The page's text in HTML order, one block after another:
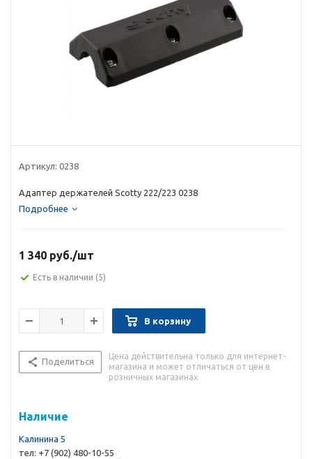
Артикул: 0238
Адаптер держателей Scotty 222/223 0238
Подробнее
1 340 руб./шт
Есть в наличии (5)
В корзину
Поделиться
Цена действительна только для интернет-
магазина и может отличаться от цен в
розничных магазинах
Наличие
Калинина 5
тел: +7 (902) 480-10-55